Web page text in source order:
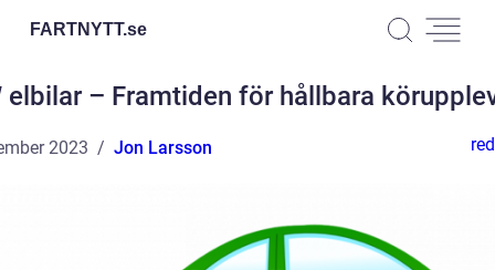
FARTNYTT.se
elbilar – Framtiden för hållbara
2023 Jon Larsson